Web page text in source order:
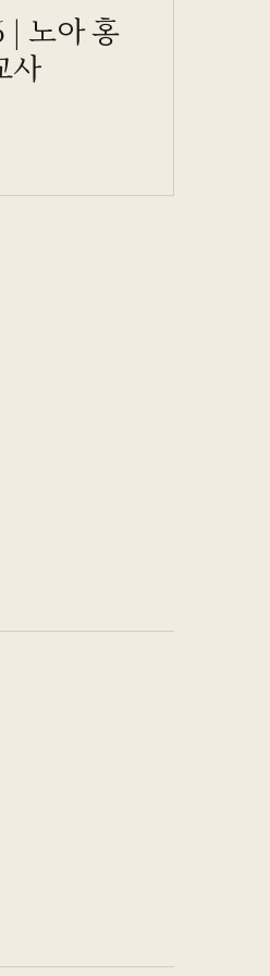
| 노아 홍
사